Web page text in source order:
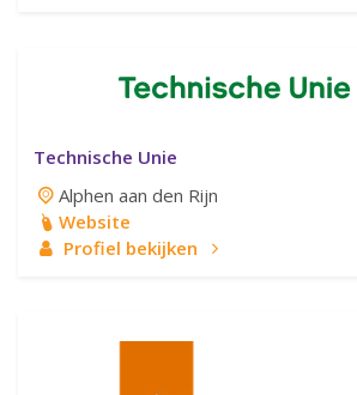
Technische Unie
Alphen aan den Rijn
Website
Profiel bekijken